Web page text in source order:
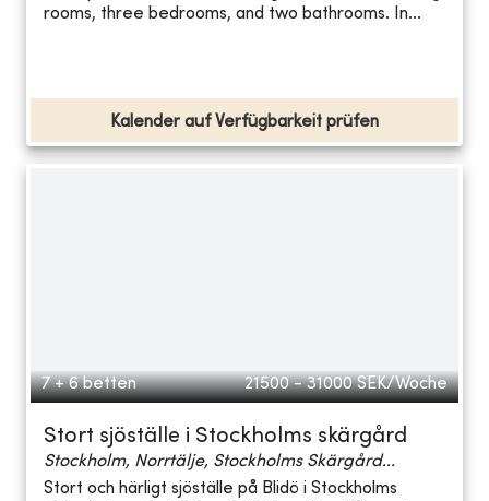
rooms, three bedrooms, and two bathrooms. In...
Kalender auf Verfügbarkeit prüfen
7 + 6 betten 21500 - 31000 SEK/Woche
Stort sjöställe i Stockholms skärgård
Stockholm, Norrtälje, Stockholms Skärgård...
Stort och härligt sjöställe på Blidö i Stockholms